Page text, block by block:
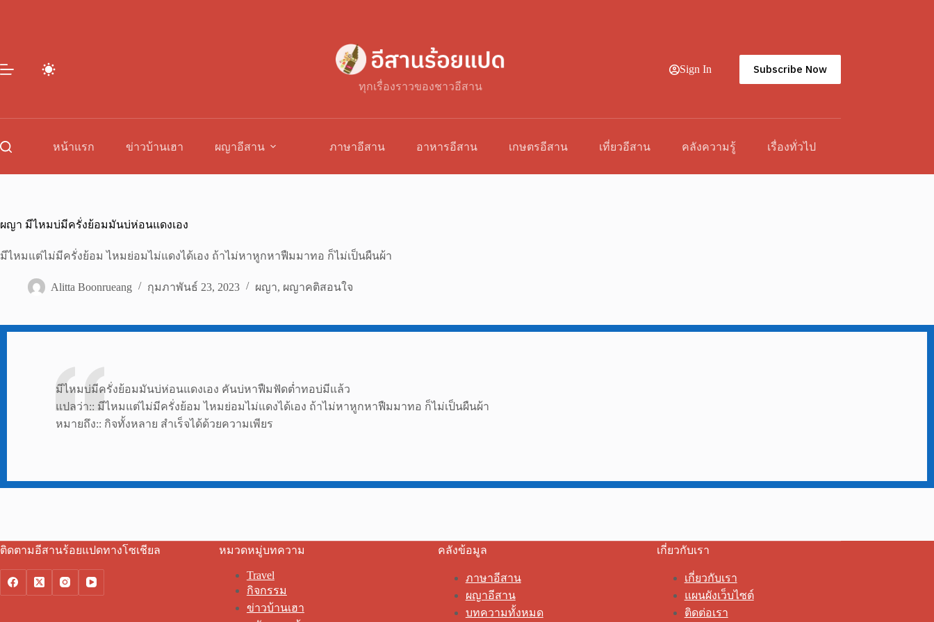
ทุกเรื่องราวของชาวอีสาน
Sign In Subscribe Now
หน้าแรก ข่าวบ้านเฮา ผญาอีสาน ภาษาอีสาน อาหารอีสาน เกษตรอีสาน เที่ยวอีสาน คลังความรู้ เรื่องทั่วไป
ผญา มีไหมบ่มีครั่งย้อมมันบ่ห่อนแดงเอง
มีไหมแต่ไม่มีครั่งย้อม ไหมย่อมไม่แดงได้เอง ถ้าไม่หาหูกหาฟืมมาทอ ก็ไม่เป็นผืนผ้า
Alitta Boonrueang กุมภาพันธ์ 23, 2023 ผญา, ผญาคติสอนใจ
มีไหมบ่มีครั่งย้อมมันบ่ห่อนแดงเอง คันบ่หาฟืมฟัดต่ำทอบ่มีแล้ว
แปลว่า:: มีไหมแต่ไม่มีครั่งย้อม ไหมย่อมไม่แดงได้เอง ถ้าไม่หาหูกหาฟืมมาทอ ก็ไม่เป็นผืนผ้า
หมายถึง:: กิจทั้งหลาย สำเร็จได้ด้วยความเพียร
ติดตามอีสานร้อยแปดทางโซเชียล หมวดหมู่บทความ
Travel
กิจกรรม
ข่าวบ้านเฮา
คลังข้อมูล
ภาษาอีสาน
ผญาอีสาน
บทความทั้งหมด
เกี่ยวกับเรา
เกี่ยวกับเรา
แผนผังเว็บไซต์
ติดต่อเรา